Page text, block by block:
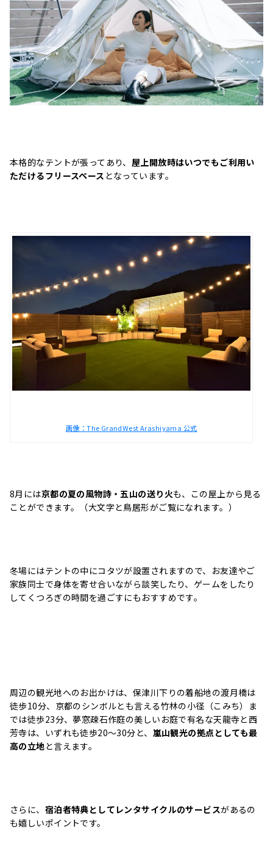
本格的なテントが張ってあり、 屋上開放時はいつでもご利用い
ただけるフリースペース となっています。
画像：The GrandWest Arashiyama 公式
8月には京都の夏の風物詩・五山の送り火も、この屋上から見る
ことができます。（大文字と鳥居形がご覧になれます。）
冬場にはテントの中にコタツが設置されますので、お友達やご
家族同士で身体を寄せ合いながら談笑したり、ゲームをしたり
してくつろぎの時間を過ごすにもおすすめです。
周辺の観光地へのお出かけは、保津川下りの着船地の渡月橋は
徒歩10分、京都のシンボルとも言える竹林の小径（こみち）ま
では徒歩23分、夢窓疎石作庭の美しいお庭で有名な天龍寺と西
芳寺は、いずれも徒歩20〜30分と、 嵐山観光の拠点としても最
高の立地と言えます。
さらに、 宿泊者特典としてレンタサイクルのサービスがあるの
も嬉しいポイントです。